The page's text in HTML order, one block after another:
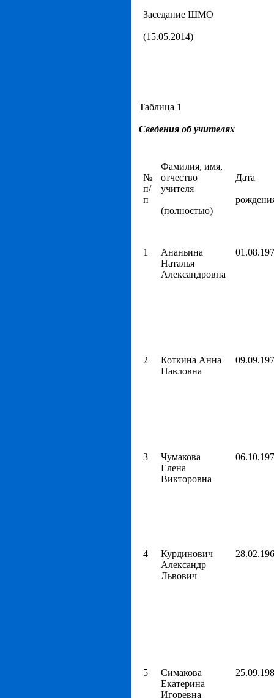
Заседание ШМО
(15.05.2014)
Таблица 1
Сведения об учителях
№
п/
п
Фамилия, имя,
отчество
учителя
(полностью)
Дата
1
Ананьина
Наталья
Александровна
2
Коткина Анна
Павловна
3
Чумакова
Елена
Викторовна
4
Курдинович
Александр
Львович
5
Симакова
Екатерина
Игоревна